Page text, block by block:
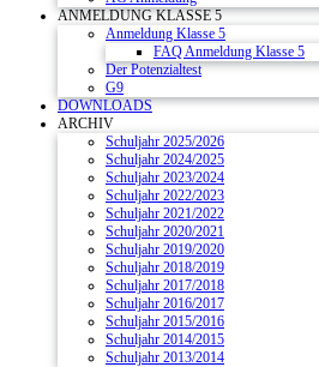
ANMELDUNG KLASSE 5
Anmeldung Klasse 5
FAQ Anmeldung Klasse 5
Der Potenzialtest
G9
DOWNLOADS
ARCHIV
Schuljahr 2025/2026
Schuljahr 2024/2025
Schuljahr 2023/2024
Schuljahr 2022/2023
Schuljahr 2021/2022
Schuljahr 2020/2021
Schuljahr 2019/2020
Schuljahr 2018/2019
Schuljahr 2017/2018
Schuljahr 2016/2017
Schuljahr 2015/2016
Schuljahr 2014/2015
Schuljahr 2013/2014